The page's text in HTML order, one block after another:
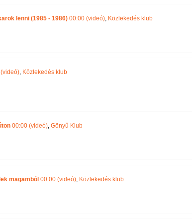
lenni (1985 - 1986)00:00 (videó), Közlekedés klub
, Közlekedés klub
00:00 (videó), Gönyű Klub
magamból 00:00 (videó), Közlekedés klub